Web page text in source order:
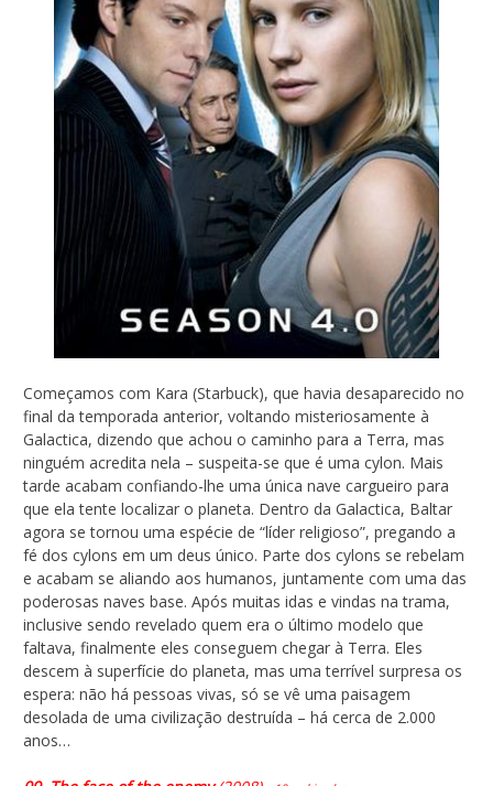
Começamos com Kara (Starbuck), que havia desaparecido no
final da temporada anterior, voltando misteriosamente à
Galactica, dizendo que achou o caminho para a Terra, mas
ninguém acredita nela – suspeita-se que é uma cylon. Mais
tarde acabam confiando-lhe uma única nave cargueiro para
que ela tente localizar o planeta. Dentro da Galactica, Baltar
agora se tornou uma espécie de “líder religioso”, pregando a
fé dos cylons em um deus único. Parte dos cylons se rebelam
e acabam se aliando aos humanos, juntamente com uma das
poderosas naves base. Após muitas idas e vindas na trama,
inclusive sendo revelado quem era o último modelo que
faltava, finalmente eles conseguem chegar à Terra. Eles
descem à superfície do planeta, mas uma terrível surpresa os
espera: não há pessoas vivas, só se vê uma paisagem
desolada de uma civilização destruída – há cerca de 2.000
anos…